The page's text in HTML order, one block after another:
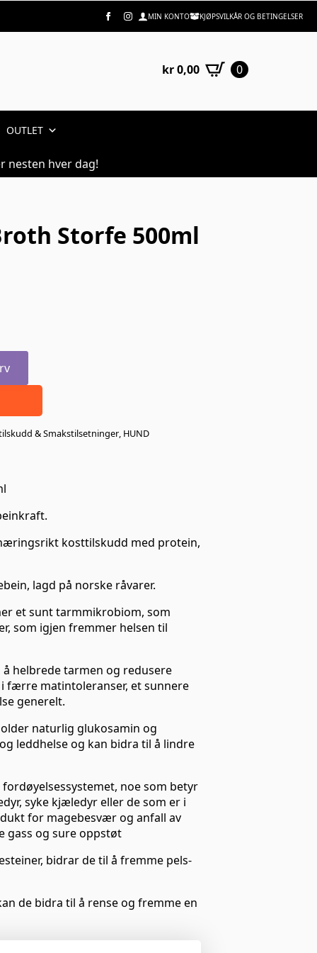
MIN KONTO KJØPSVILKÅR OG BETINGELSER
kr0,00 0
OUTLET
nesten hver dag!
Storfe 500ml
& Smakstilsetninger, HUND
kosttilskudd med protein,
lagd på norske råvarer.
et sunt tarmmikrobiom, som
som igjen fremmer helsen til
helbrede tarmen og redusere
færre matintoleranser, et sunnere
generelt.
naturlig glukosamin og
leddhelse og kan bidra til å lindre
noe som betyr
syke kjæledyr eller de som er i
for magebesvær og anfall av
gass og sure oppstøt
bidrar de til å fremme pels-
de bidra til å rense og fremme en